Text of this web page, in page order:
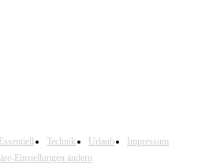
Essentiell Technik Urlaub
Impressum
Einstellungen ändern